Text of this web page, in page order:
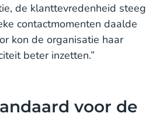
de klanttevredenheid steeg
contactmomenten daalde
kon de organisatie haar
beter inzetten.”
voor de